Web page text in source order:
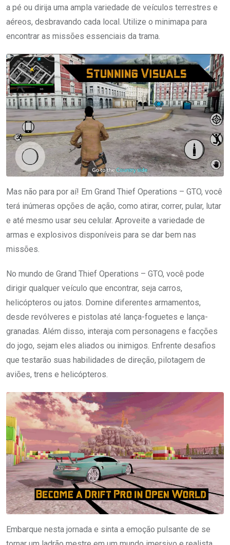
a pé ou dirija uma ampla variedade de veículos terrestres e
aéreos, desbravando cada local. Utilize o minimapa para
encontrar as missões essenciais da trama.
Mas não para por aí! Em Grand Thief Operations – GTO, você
terá inúmeras opções de ação, como atirar, correr, pular, lutar
e até mesmo usar seu celular. Aproveite a variedade de
armas e explosivos disponíveis para se dar bem nas
missões.
No mundo de Grand Thief Operations – GTO, você pode
dirigir qualquer veículo que encontrar, seja carros,
helicópteros ou jatos. Domine diferentes armamentos,
desde revólveres e pistolas até lança-foguetes e lança-
granadas. Além disso, interaja com personagens e facções
do jogo, sejam eles aliados ou inimigos. Enfrente desafios
que testarão suas habilidades de direção, pilotagem de
aviões, trens e helicópteros.
Embarque nesta jornada e sinta a emoção pulsante de se